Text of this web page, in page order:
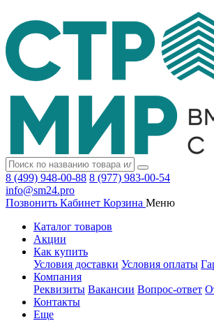
8 (499) 948-00-88 8 (977) 983-00-54
info@sm24.pro
Позвонить Кабинет Корзина Меню
Каталог товаров
Акции
Как купить
Условия доставки Условия оплаты
Компания
Реквизиты Вакансии Вопрос-ответ
Контакты
Еще